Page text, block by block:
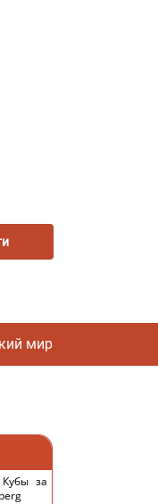
мир
за